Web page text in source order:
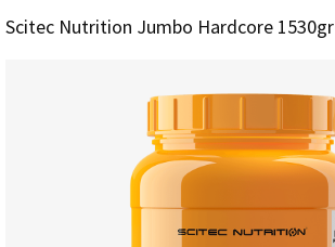
Scitec Nutrition Jumbo Hardcore 1530gr